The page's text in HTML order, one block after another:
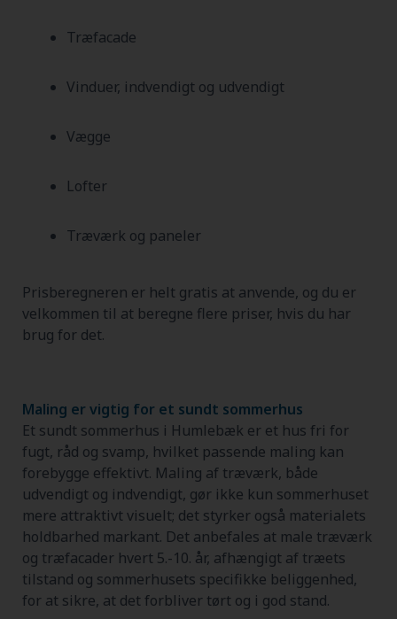
Træfacade
Vinduer, indvendigt og udvendigt
Vægge
Lofter
Træværk og paneler
Prisberegneren er helt gratis at anvende, og du er
velkommen til at beregne flere priser, hvis du har
brug for det.
Maling er vigtig for et sundt sommerhus
Et sundt sommerhus i Humlebæk er et hus fri for
fugt, råd og svamp, hvilket passende maling kan
forebygge effektivt. Maling af træværk, både
udvendigt og indvendigt, gør ikke kun sommerhuset
mere attraktivt visuelt; det styrker også materialets
holdbarhed markant. Det anbefales at male træværk
og træfacader hvert 5.-10. år, afhængigt af træets
tilstand og sommerhusets specifikke beliggenhed,
for at sikre, at det forbliver tørt og i god stand.